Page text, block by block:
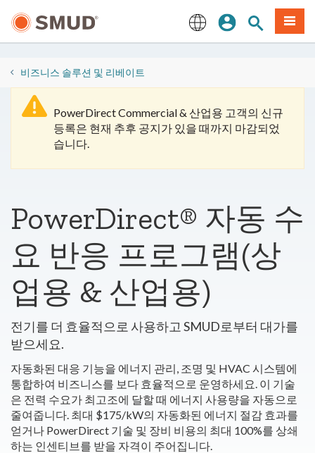
English
로그인사이트 검색
메뉴
비즈니스 솔루션 및 리베이트
PowerDirect Commercial & 산업용 고객의 신규
등록은 현재 추후 공지가 있을 때까지 마감되었
습니다.
PowerDirect® 자동 수
요 반응 프로그램(상
업용 & 산업용)
전기를 더 효율적으로 사용하고 SMUD로부터 대가를
받으세요.
자동화된 대응 기능을 에너지 관리, 조명 및 HVAC 시스템에
통합하여 비즈니스를 보다 효율적으로 운영하세요. 이 기술
은 전력 수요가 최고조에 달할 때 에너지 사용량을 자동으로
줄여줍니다. 최대 $175/kW의 자동화된 에너지 절감 효과를
얻거나 PowerDirect 기술 및 장비 비용의 최대 100%를 상쇄
하는 인센티브를 받을 자격이 주어집니다.